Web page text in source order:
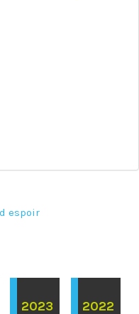
espoir
2023 2022